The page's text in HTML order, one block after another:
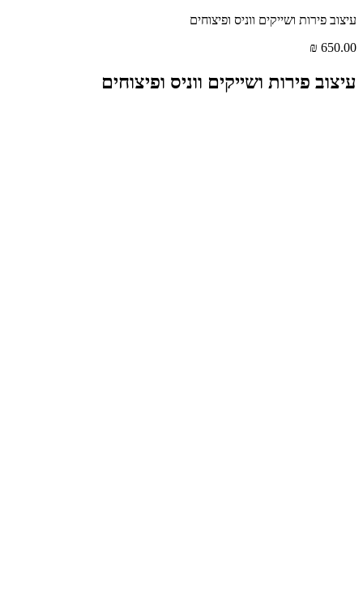
עיצוב פירות ושייקים ווניס ופיצוחים
₪ 650.00
עיצוב פירות ושייקים ווניס ופיצוחים